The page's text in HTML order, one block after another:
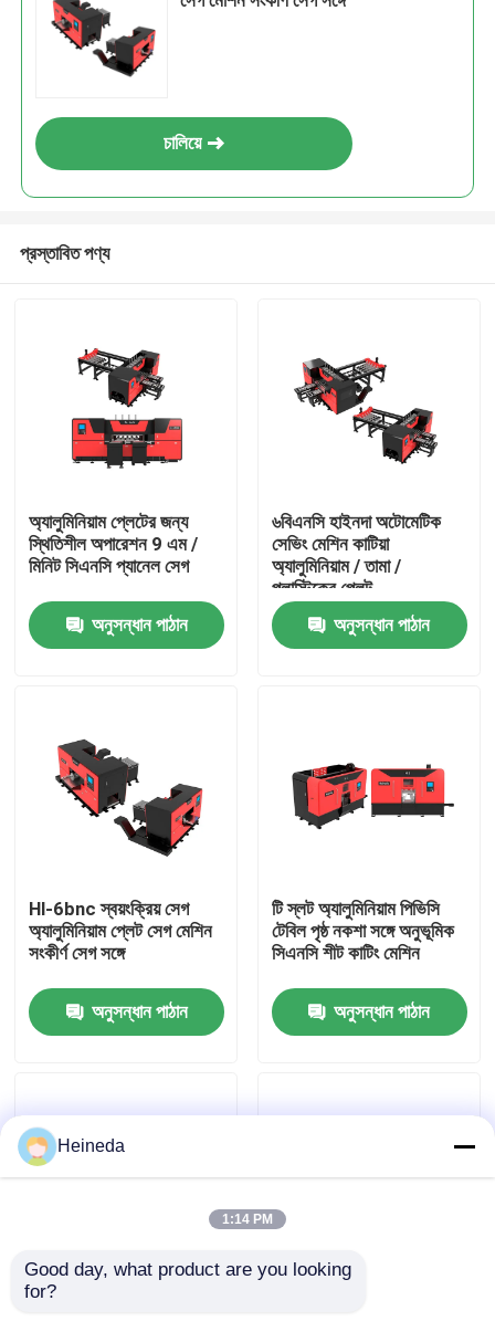
পণ্য
আমাদের সম্পর্কে
কারখানা ভ্রমণ
যোগাযোগ করুন
খবর
উদ্ধৃতির জন্য আবেদন
চালিয়ে
প্রস্তাবিত পণ্য
অ্যালুমিনিয়াম প্লেটের জন্য
স্থিতিশীল অপারেশন 9 এম /
মিনিট সিএনসি প্যানেল সেগ
অনুসন্ধান পাঠান
৬বিএনসি হাইনদা অটোমেটিক
সেভিং মেশিন কাটিয়া
অ্যালুমিনিয়াম / তামা /
প্লাস্টিকের প্লেট
অনুসন্ধান পাঠান
Hl-6bnc স্বয়ংক্রিয় সেগ
অ্যালুমিনিয়াম প্লেট সেগ মেশিন
সংকীর্ণ সেগ সঙ্গে
অনুসন্ধান পাঠান
টি স্লট অ্যালুমিনিয়াম পিভিসি
টেবিল পৃষ্ঠ নকশা সঙ্গে অনুভূমিক
সিএনসি শীট কাটিং মেশিন
অনুসন্ধান পাঠান
সিএনসি কন্ট্রোল সিস্টেম প্যানেল
Heineda
1:14 PM
Good day, what product are you looking
for?